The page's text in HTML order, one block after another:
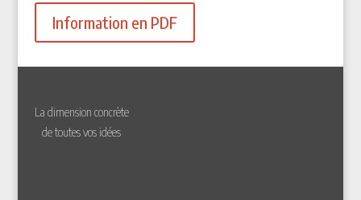
Information en PDF
La dimension concrète
de toutes vos idées